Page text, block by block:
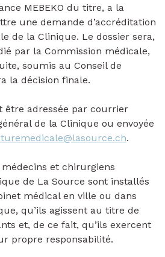
MEBEKO du titre, a la
une demande d’accréditation
de la Clinique. Le dossier sera,
par la Commission médicale,
soumis au Conseil de
la décision finale.
être adressée par courrier
de la Clinique ou envoyée
.
et chirurgiens
de La Source sont installés
médical en ville ou dans
qu’ils agissent au titre de
et, de ce fait, qu’ils exercent
propre responsabilité.